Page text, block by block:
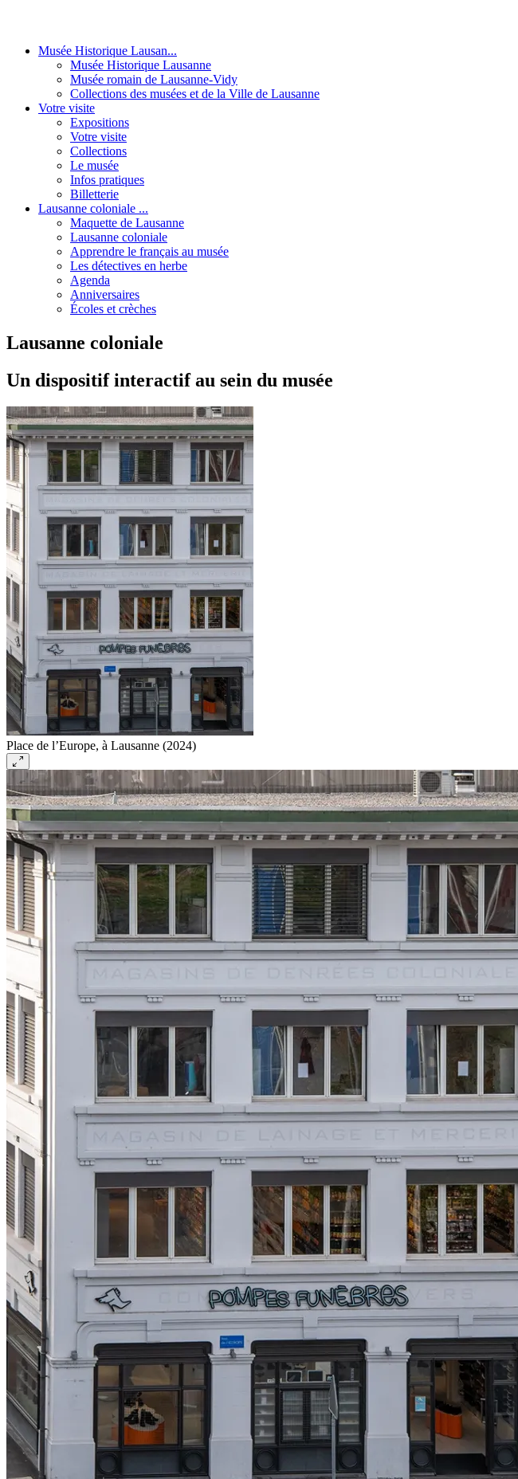
Musée Historique Lausan...
Musée Historique Lausanne
Musée romain de Lausanne-Vidy
Collections des musées et de la Ville de Lausanne
Votre visite
Expositions
Votre visite
Collections
Le musée
Infos pratiques
Billetterie
Lausanne coloniale ...
Maquette de Lausanne
Lausanne coloniale
Apprendre le français au musée
Les détectives en herbe
Agenda
Anniversaires
Écoles et crèches
Lausanne coloniale
Un dispositif interactif au sein du musée
Place de l’Europe, à Lausanne (2024)